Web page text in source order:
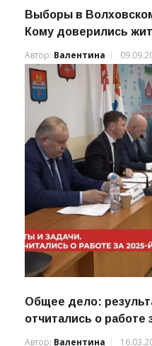
Выборы в
Кому доверились
Автор: Валентина
Общее дело:
отчитались о
Автор: Валентина